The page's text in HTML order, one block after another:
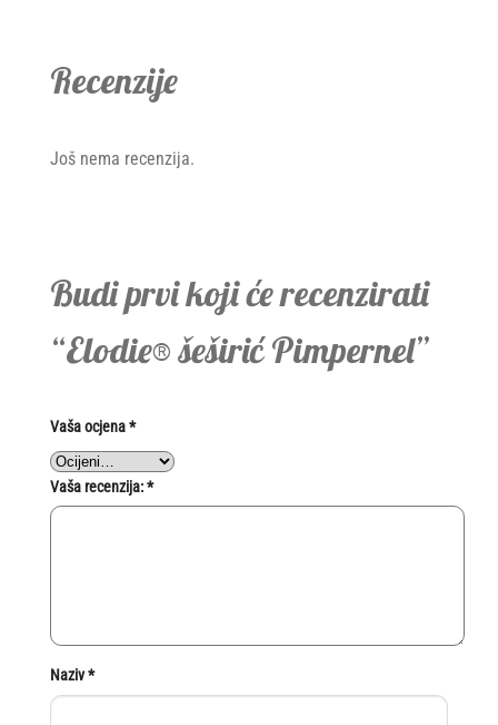
Recenzije
Još nema recenzija.
Budi prvi koji će recenzirati
“Elodie® šeširić Pimpernel”
Vaša ocjena*
Vaša recenzija:*
Naziv*